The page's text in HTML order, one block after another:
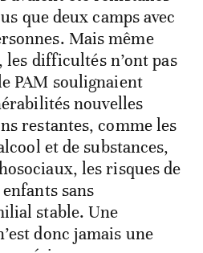
que deux camps avec
Mais même
les difficultés n’ont pas
PAM soulignaient
nouvelles
restantes, comme les
et de substances,
les risques de
sans
stable. Une
donc jamais une